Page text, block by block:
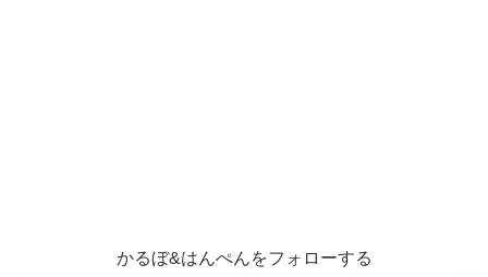
かるぼ&はんぺんをフォローする